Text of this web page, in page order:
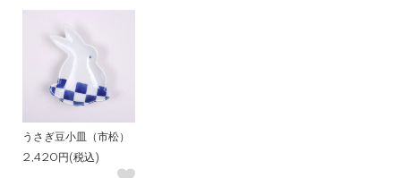
うさぎ豆小皿（市松）
2,420円(税込)